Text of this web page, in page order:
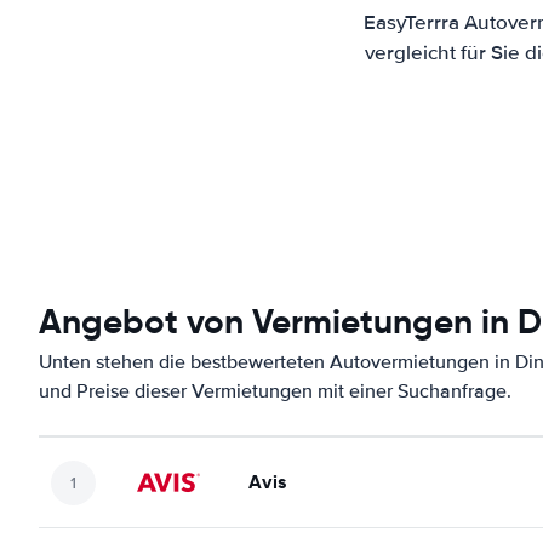
EasyTerrra
vergleicht für Sie
Angebot von Vermietungen in
Unten stehen die bestbewerteten Autovermietungen in
und Preise dieser Vermietungen mit einer Suchanfrage.
Avis